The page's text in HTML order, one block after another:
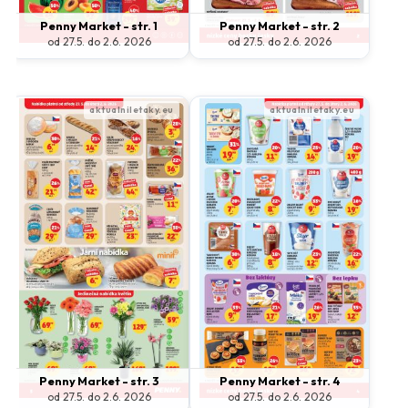
Penny Market - str. 1
od 27.5. do 2.6. 2026
Penny Market - str. 2
od 27.5. do 2.6. 2026
Penny Market - str. 3
od 27.5. do 2.6. 2026
Penny Market - str. 4
od 27.5. do 2.6. 2026